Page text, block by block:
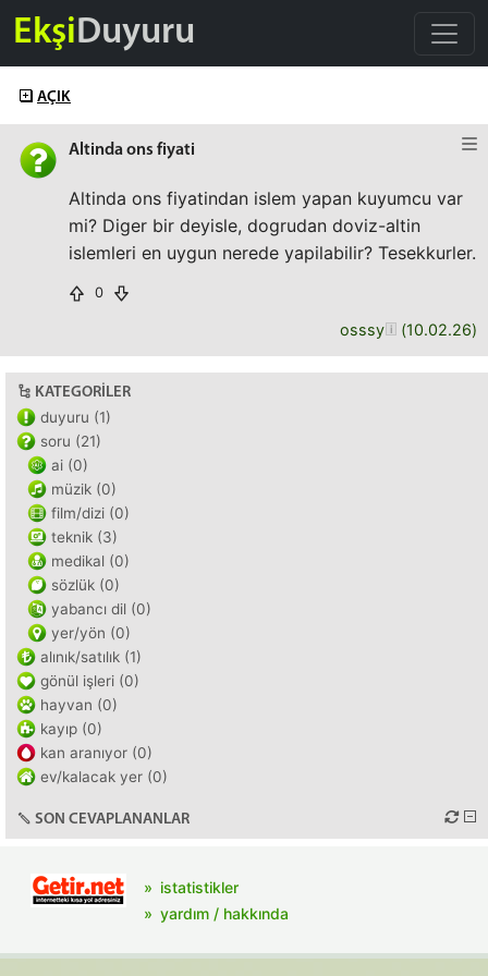
EkşiDuyuru
AÇIK
Altinda ons fiyati
Altinda ons fiyatindan islem yapan kuyumcu var
mi? Diger bir deyisle, dogrudan doviz-altin
islemleri en uygun nerede yapilabilir? Tesekkurler.
0
osssy (10.02.26)
KATEGORILER
duyuru (1)
soru (21)
ai (0)
müzik (0)
film/dizi (0)
teknik (3)
medikal (0)
sözlük (0)
yabancı dil (0)
yer/yön (0)
alınık/satılık (1)
gönül işleri (0)
hayvan (0)
kayıp (0)
kan aranıyor (0)
ev/kalacak yer (0)
SON CEVAPLANANLAR
istatistikler
yardım / hakkında